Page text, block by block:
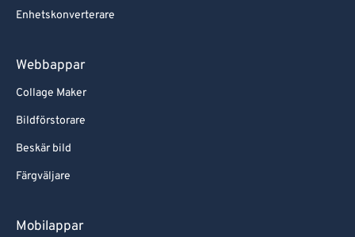
Enhetskonverterare
Webbappar
Collage Maker
Bildförstorare
Beskär bild
Färgväljare
Mobilappar